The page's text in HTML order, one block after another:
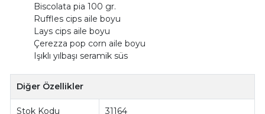
Biscolata pia 100 gr.
Ruffles cips aile boyu
Lays cips aile boyu
Çerezza pop corn aile boyu
Işıklı yılbaşı seramik süs
Diğer Özellikler
Stok Kodu 31164